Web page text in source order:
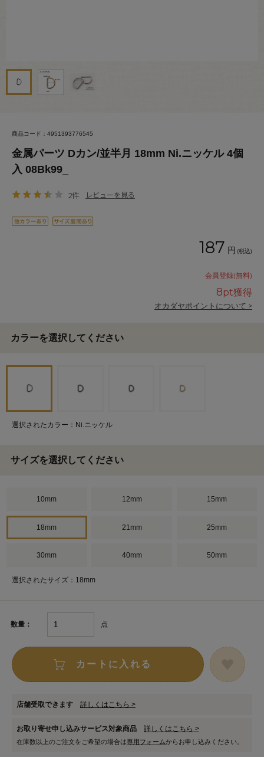
商品コード：4951393776545
金属パーツ Dカン/並半月 18mm Ni.ニッケル 4個
入 08Bk99_
2件 レビューを見る
187 円 (税込)
会員登録(無料)
8pt獲得
オカダヤポイントについて >
カラーを選択してください
選択されたカラー：Ni.ニッケル
サイズを選択してください
10mm 12mm 15mm
18mm 21mm 25mm
30mm 40mm 50mm
選択されたサイズ：18mm
数量： 点
カートに入れる
店舗受取できます 詳しくはこちら >
お取り寄せ申し込みサービス対象商品 詳しくはこちら >
在庫数以上のご注文をご希望の場合は専用フォームからお申し込みください。